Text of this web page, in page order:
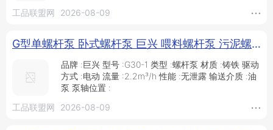
工品联盟网
2026-08-09
G型单螺杆泵 卧式螺杆泵 巨兴 喂料螺杆泵 污泥螺杆泵 料斗式螺杆泵 化妆品厂用泵_供应产品_泊头市巨兴工业泵厂
品牌 :巨兴 型号 :G30-1 类型 :螺杆泵 材质 :铸铁 驱动
方式 :电动 流量 :2.2m³/h 性能 :无泄露 输送介质 :油
泵 泵轴位置 :
工品联盟网
2026-08-09